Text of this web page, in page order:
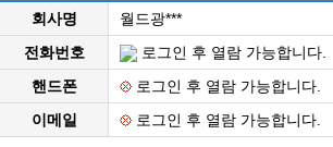
회사명
월드광***
전화번호
로그인 후 열람 가능합니다.
핸드폰
로그인 후 열람 가능합니다.
이메일
로그인 후 열람 가능합니다.